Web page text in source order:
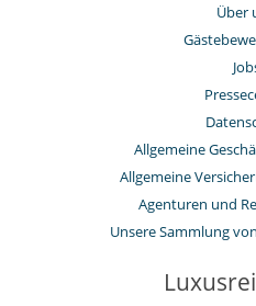
Über
Allgemeine
Allgemeine
Agenturen und
Unsere Sammlung